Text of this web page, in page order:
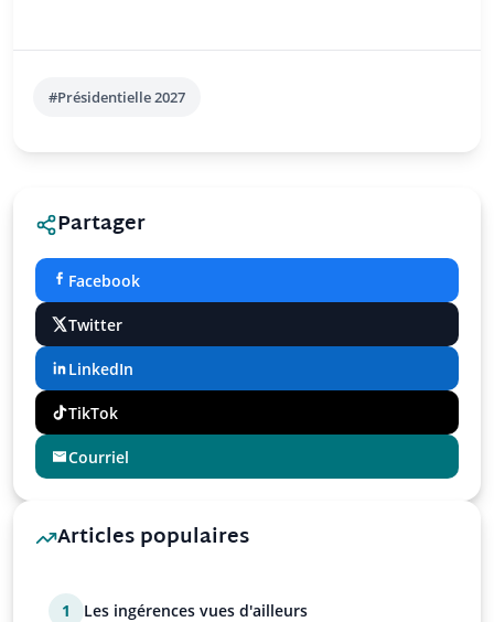
#Présidentielle 2027
Partager
Facebook
Twitter
LinkedIn
TikTok
Courriel
Articles populaires
1 Les ingérences vues d'ailleurs